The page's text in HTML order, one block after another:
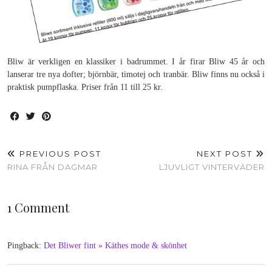
Bliw är verkligen en klassiker i badrummet. I år firar Bliw 45 år och
lanserar tre nya dofter; björnbär, timotej och tranbär. Bliw finns nu också i
praktisk pumpflaska. Priser från 11 till 25 kr.
PREVIOUS POST
RINA FRÅN DAGMAR
NEXT POST
LJUVLIGT VINTERVÄDER
1 Comment
Pingback: Det Bliwer fint » Käthes mode & skönhet